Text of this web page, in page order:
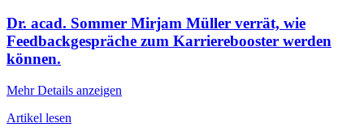
Dr. acad. Sommer Mirjam Müller verrät, wie
Feedbackgespräche zum Karrierebooster werden
können.
Mehr Details anzeigen
Artikel lesen